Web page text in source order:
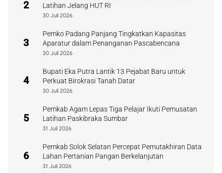
2
Latihan Jelang HUT RI
30 Juli 2026
3
Pemko Padang Panjang Tingkatkan Kapasitas
Aparatur dalam Penanganan Pascabencana
30 Juli 2026
4
Bupati Eka Putra Lantik 13 Pejabat Baru untuk
Perkuat Birokrasi Tanah Datar
30 Juli 2026
5
Pemkab Agam Lepas Tiga Pelajar Ikuti Pemusatan
Latihan Paskibraka Sumbar
31 Juli 2026
6
Pemkab Solok Selatan Percepat Pemutakhiran Data
Lahan Pertanian Pangan Berkelanjutan
31 Juli 2026